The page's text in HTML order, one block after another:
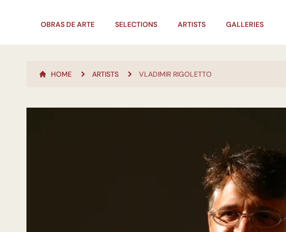
OBRAS DE ARTE SELECTIONS ARTISTS GALLERIES
HOME ARTISTS VLADIMIR RIGOLETTO